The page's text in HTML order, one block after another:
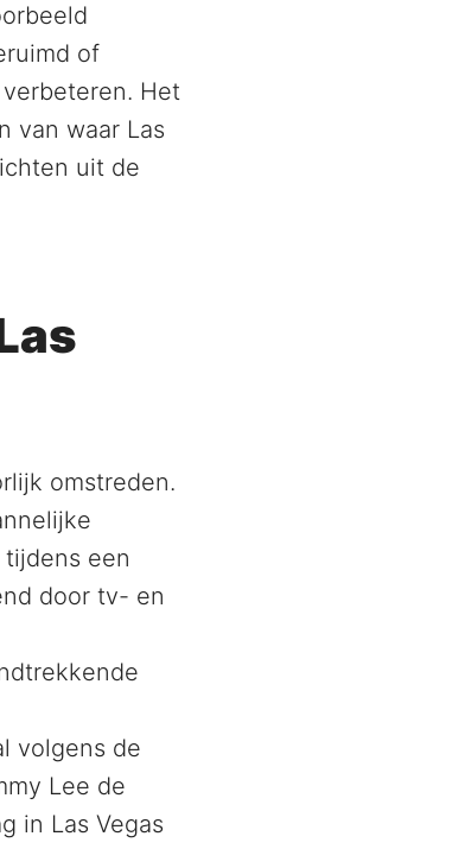
of
Het
van waar Las
uit de
omstreden.
een
door tv- en
volgens de
Lee de
in Las Vegas